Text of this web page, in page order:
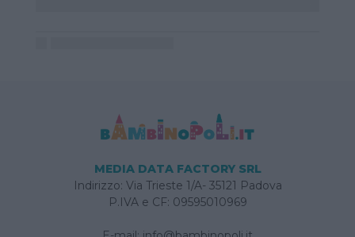
MEDIA DATA FACTORY SRL
Indirizzo: Via Trieste 1/A- 35121 Padova
P.IVA e CF: 09595010969